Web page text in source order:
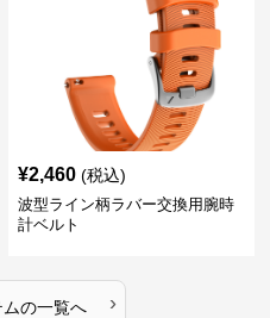
¥2,460 (税込)
波型ライン柄ラバー交換用腕時
計ベルト
の一覧へ ›